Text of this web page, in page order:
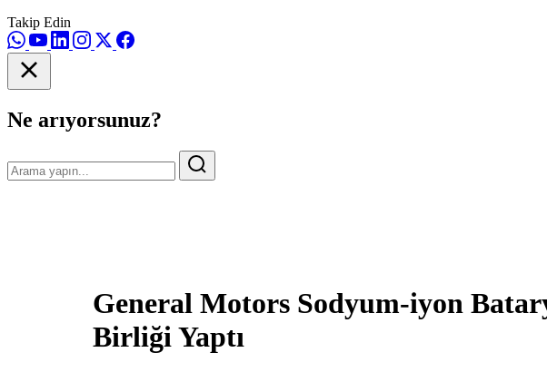
Takip Edin
Ne arıyorsunuz?
General Motors Sodyum-iyon
Birliği Yaptı